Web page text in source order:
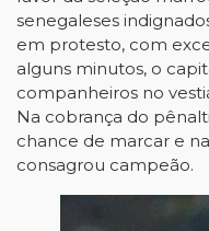
senegaleses
em protesto, com
alguns minutos, o
companheiros no
Na cobrança do
chance de marcar e
consagrou campeão.